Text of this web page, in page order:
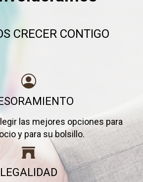
CRECER CONTIGO
las mejores opciones para
y para su bolsillo.
LEGALIDAD